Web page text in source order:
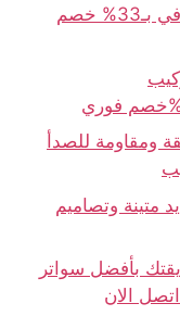
ضمان ضد الصدأ 100% تركيب احترافي بـ33% خصم
ومقاومة للصدأ
وتصاميم
بأفضل سواتر